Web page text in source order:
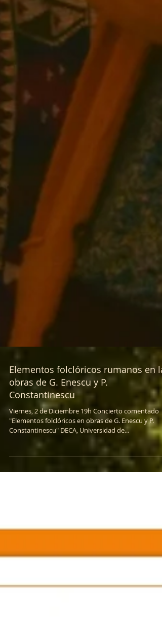
Elementos folclóricos rumanos en
obras de G. Enescu y P.
Constantinescu
Viernes, 2 de Diciembre 19h Concierto comentado
"Elementos folclóricos en obras de G. Enescu y P.
Constantinescu" DECA, Universidad de...